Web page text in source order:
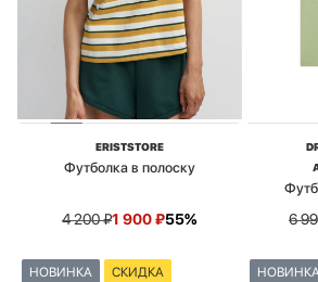
ERISTSTORE
Футболка в полоску
4 200₽1 900₽55% 6
НОВИНКА СКИДКА